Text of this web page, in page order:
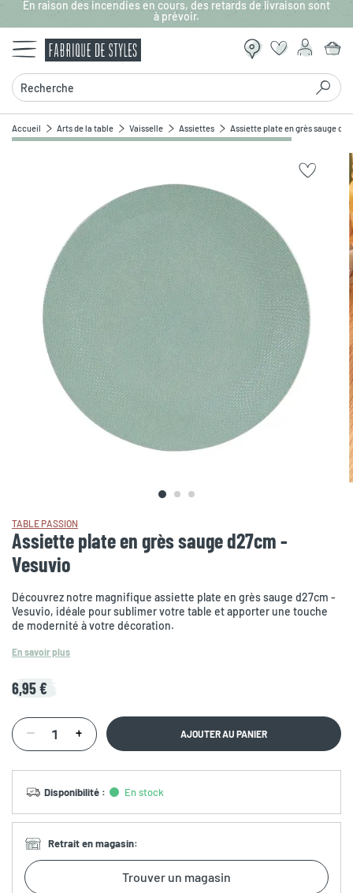
Aller au contenu principal
En raison des incendies en cours, des retards de livraison sont
à prévoir.
Recherche
Accueil Arts de la table Vaisselle Assiettes Assiette plate en grès sauge
Zoomer sur l'image
TABLE PASSION
Assiette plate en grès sauge d27cm -
Vesuvio
Découvrez notre magnifique assiette plate en grès sauge d27cm -
Vesuvio, idéale pour sublimer votre table et apporter une touche
de modernité à votre décoration.
En savoir plus
6,95 €
AJOUTER AU PANIER
Disponibilité : En stock
Retrait en magasin:
Trouver un magasin